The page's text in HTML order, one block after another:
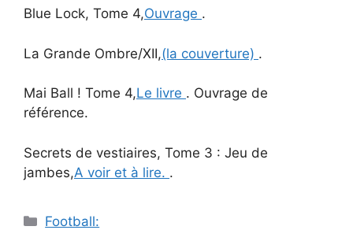
Blue Lock, Tome 4,Ouvrage .
La Grande Ombre/XII,(la couverture) .
Mai Ball ! Tome 4,Le livre . Ouvrage de
référence.
Secrets de vestiaires, Tome 3 : Jeu de
jambes,A voir et à lire. .
Catégories
Football: